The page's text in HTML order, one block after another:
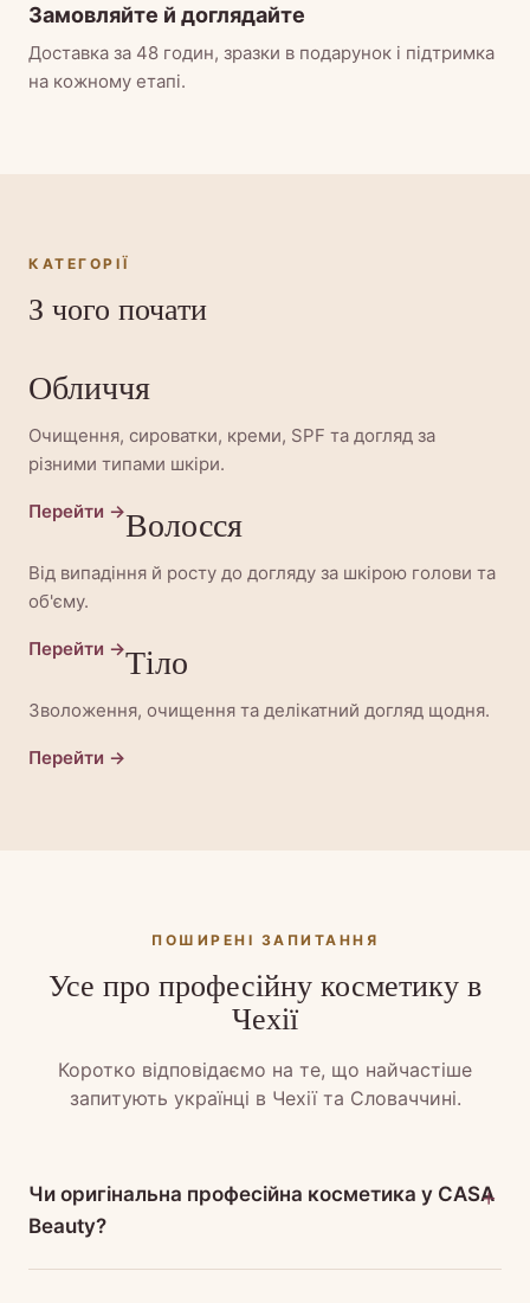
Замовляйте й доглядайте
Доставка за 48 годин, зразки в подарунок і підтримка
на кожному етапі.
КАТЕГОРІЇ
З чого почати
Обличчя
Очищення, сироватки, креми, SPF та догляд за
різними типами шкіри.
Перейти →Волосся
Від випадіння й росту до догляду за шкірою голови та
об'єму.
Перейти →Тіло
Зволоження, очищення та делікатний догляд щодня.
Перейти →
ПОШИРЕНІ ЗАПИТАННЯ
Усе про професійну косметику в
Чехії
Коротко відповідаємо на те, що найчастіше
запитують українці в Чехії та Словаччині.
Чи оригінальна професійна косметика у CASA
Beauty?